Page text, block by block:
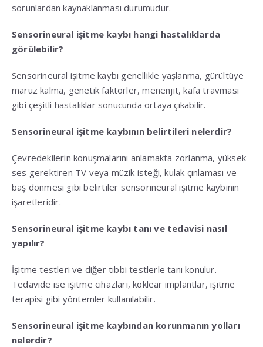
sorunlardan kaynaklanması durumudur.
Sensorineural işitme kaybı hangi hastalıklarda
görülebilir?
Sensorineural işitme kaybı genellikle yaşlanma, gürültüye
maruz kalma, genetik faktörler, menenjit, kafa travması
gibi çeşitli hastalıklar sonucunda ortaya çıkabilir.
Sensorineural işitme kaybının belirtileri nelerdir?
Çevredekilerin konuşmalarını anlamakta zorlanma, yüksek
ses gerektiren TV veya müzik isteği, kulak çınlaması ve
baş dönmesi gibi belirtiler sensorineural işitme kaybının
işaretleridir.
Sensorineural işitme kaybı tanı ve tedavisi nasıl
yapılır?
İşitme testleri ve diğer tıbbi testlerle tanı konulur.
Tedavide ise işitme cihazları, koklear implantlar, işitme
terapisi gibi yöntemler kullanılabilir.
Sensorineural işitme kaybından korunmanın yolları
nelerdir?